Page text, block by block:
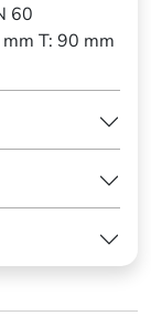
60
T: 90 mm